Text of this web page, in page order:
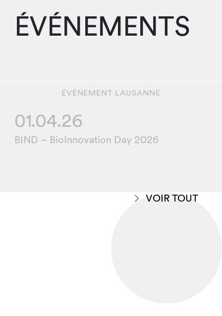
ÉVÉNEMENTS
ÉVÉNEMENT LAUSANNE
01.04.26
BIND – BioInnovation Day 2026
VOIR TOUT